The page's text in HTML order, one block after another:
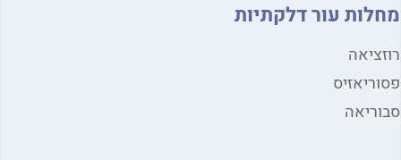
עור דלקתיות